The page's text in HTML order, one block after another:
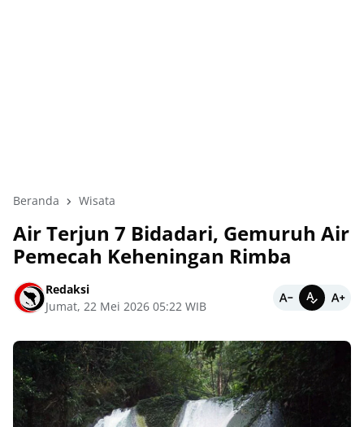
Beranda Wisata
Air Terjun 7 Bidadari, Gemuruh Air
Pemecah Keheningan Rimba
Redaksi
Jumat, 22 Mei 2026 05:22 WIB